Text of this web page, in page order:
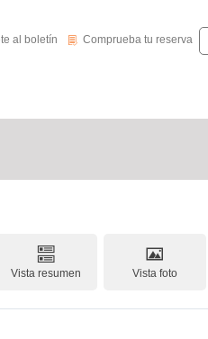
novedades
al boletín Comprueba tu reserva
Comprueba tu reserva
Vista resumen Vista foto